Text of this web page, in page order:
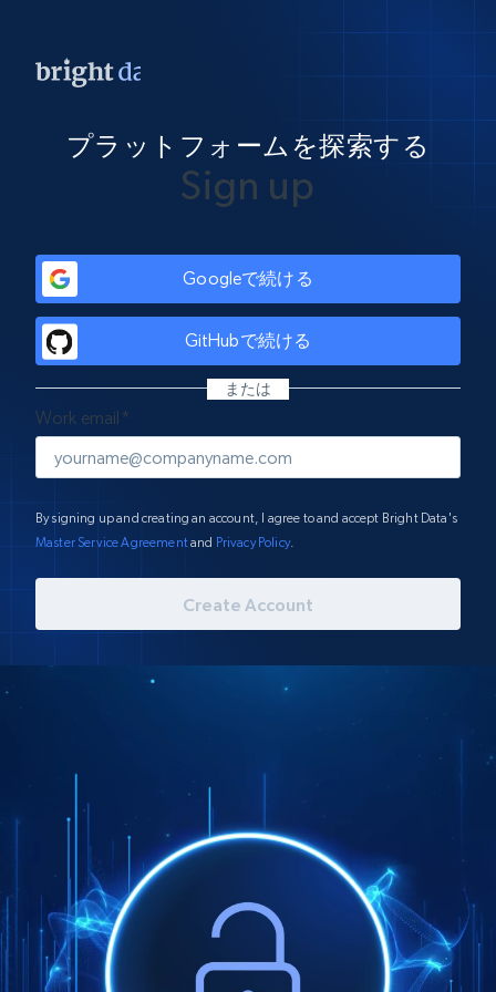
プラットフォームを探索する
Sign up
Googleで続ける
GitHubで続ける
または
Work email *
By signing up and creating an account, I agree to and accept Bright Data's
Master Service Agreementand Privacy Policy.